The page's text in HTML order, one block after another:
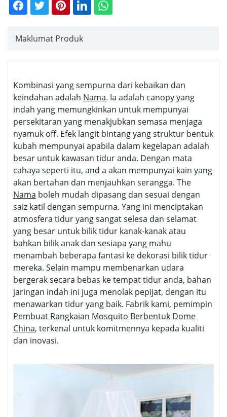
Maklumat Produk
Kombinasi yang sempurna dari kebaikan dan
keindahan adalah Nama. Ia adalah canopy yang
indah yang memungkinkan untuk mempunyai
persekitaran yang menakjubkan semasa menjaga
nyamuk off. Efek langit bintang yang struktur bentuk
kubah mempunyai apabila dalam kegelapan adalah
besar untuk kawasan tidur anda. Dengan mata
cahaya seperti itu, and a akan mempunyai kain yang
akan bertahan dan menjauhkan serangga. The
Nama boleh mudah dipasang dan sesuai dengan
saiz katil dengan sempurna. Yang ini menciptakan
atmosfera tidur yang sangat selesa dan selamat
yang besar untuk bilik tidur kanak-kanak atau
bahkan bilik anak dan sesiapa yang mahu
menambah beberapa fantasi ke dekorasi bilik tidur
mereka. Selain mampu membenarkan udara
bergerak secara bebas ke tempat tidur anda, bahan
jaringan indah ini juga menolak pepijat, dengan itu
menawarkan tidur yang baik. Fabrik kami, pemimpin
Pembuat Rangkaian Mosquito Berbentuk Dome
China, terkenal untuk komitmennya kepada kualiti
dan inovasi.